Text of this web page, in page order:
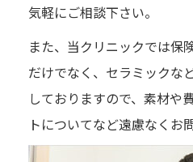
気軽にご相談下さい。
また、当クリニックでは保
だけでなく、セラミックな
しておりますので、素材や
トについてなど遠慮なくお